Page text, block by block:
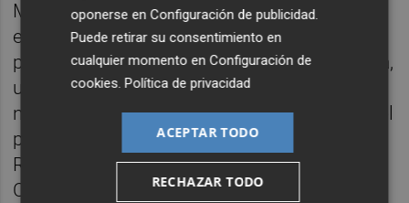
Mercedes Castellanos no fue menos en
esto. Tras el segundo parcial de la segunda
parte, fue un navegar hacia la victoria amplia,
un trámite pensando a cómo se cerraría el
negociado (a la postre 31-19) para rubricar el
pase con un pleno de triunfos hacia el Main
Round, donde España se medirá a Japón,
Croacia y Brasil.
oponerse enConfiguración de publicidad.
Puede retirar su consentimiento en
cualquier momento enConfiguración de
cookies.Política de privacidad
ACEPTAR TODO
RECHAZAR TODO